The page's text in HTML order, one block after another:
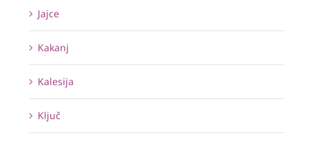
Jajce
Kakanj
Kalesija
Ključ